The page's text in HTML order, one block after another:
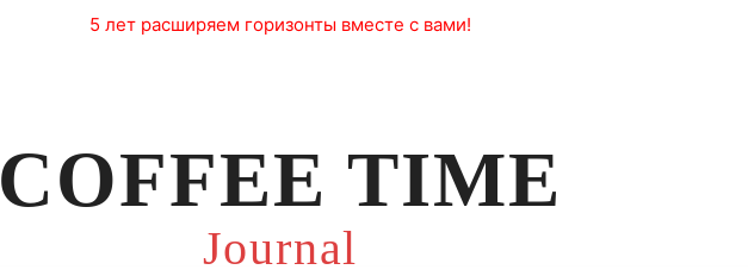
5 лет расширяем горизонты вместе с вами!
COFFEE TIME
Journal